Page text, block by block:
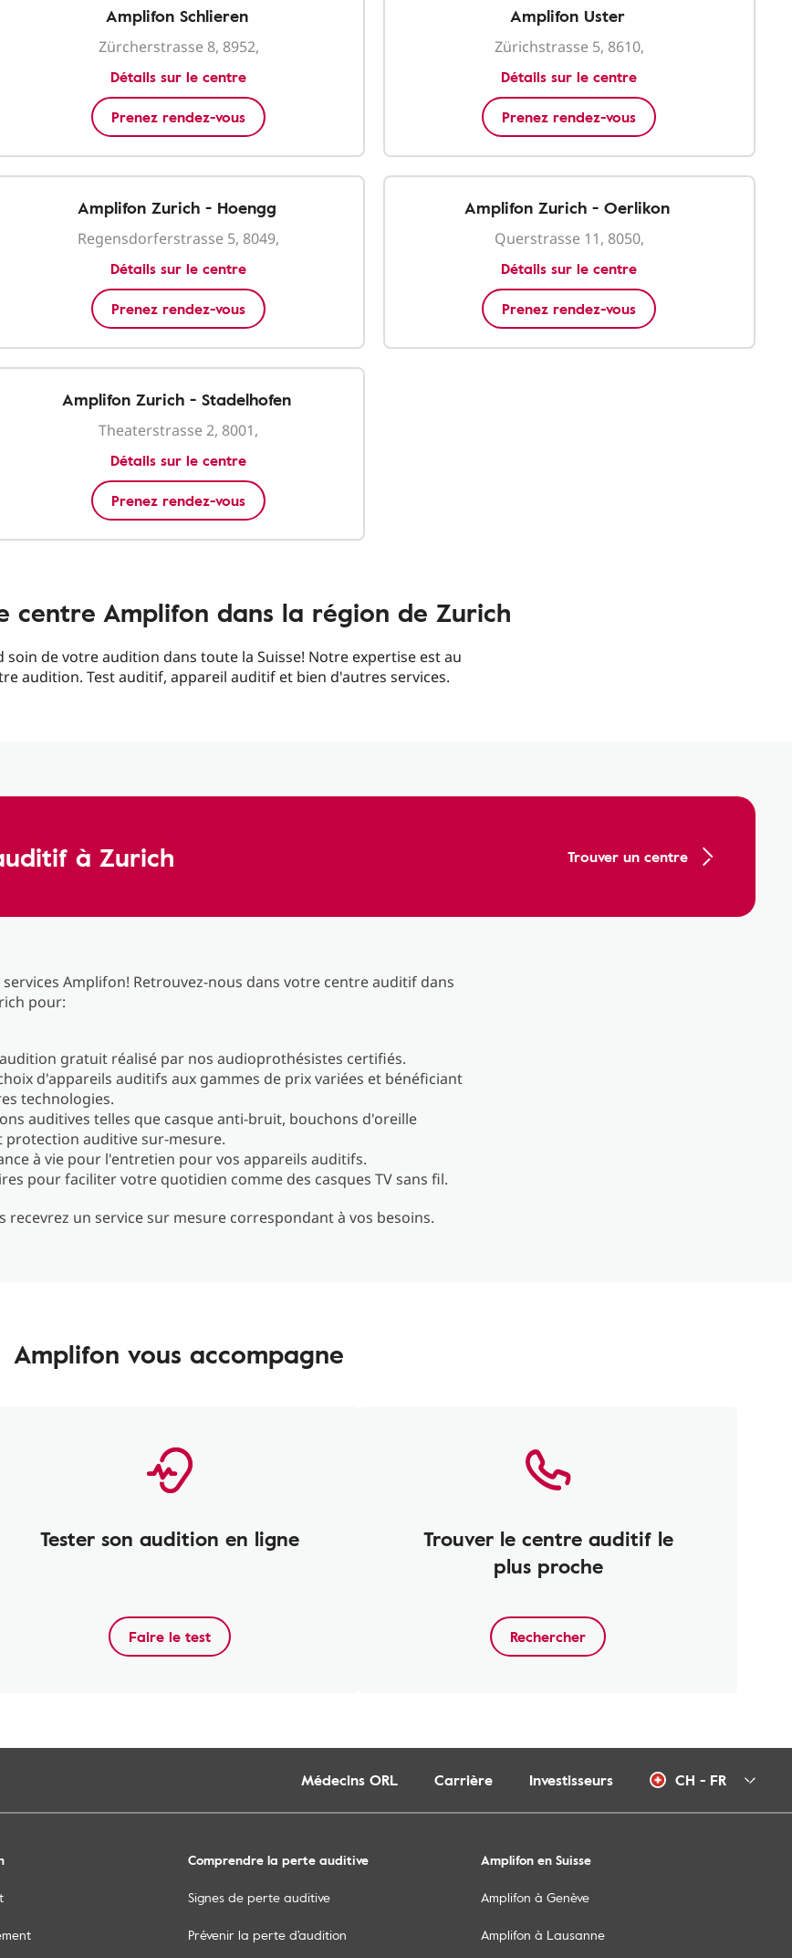
Amplifon Schlieren
Zürcherstrasse 8, 8952,
Détails sur le centre
Prenez rendez-vous
Amplifon Uster
Zürichstrasse 5, 8610,
Détails sur le centre
Prenez rendez-vous
Amplifon Zurich - Hoengg
Regensdorferstrasse 5, 8049,
Détails sur le centre
Prenez rendez-vous
Amplifon Zurich - Oerlikon
Querstrasse 11, 8050,
Détails sur le centre
Prenez rendez-vous
Amplifon Zurich - Stadelhofen
Theaterstrasse 2, 8001,
Détails sur le centre
Prenez rendez-vous
centre Amplifon dans la région de Zurich
de votre audition dans toute la Suisse! Notre expertise est au
audition. Test auditif, appareil auditif et bien d'autres services.
à Zurich Trouver un centre
Amplifon! Retrouvez-nous dans votre centre auditif dans
pour:
gratuit réalisé par nos audioprothésistes certifiés.
d'appareils auditifs aux gammes de prix variées et bénéficiant
technologies.
auditives telles que casque anti-bruit, bouchons d'oreille
protection auditive sur-mesure.
à vie pour l'entretien pour vos appareils auditifs.
pour faciliter votre quotidien comme des casques TV sans fil.
recevrez un service sur mesure correspondant à vos besoins.
Amplifon vous accompagne
Tester son audition en ligne
Faire le test
Trouver le centre auditif le
plus proche
Rechercher
Médecins ORL Carrière Investisseurs CH - FR
Comprendre la perte auditive
Signes de perte auditive
Prévenir la perte d'audition
Amplifon en Suisse
Amplifon à Genève
Amplifon à Lausanne